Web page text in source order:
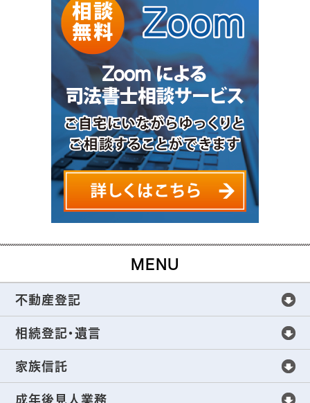
MENU
不動産登記
不動産登記
不動産登記手続きについて
不動産売買の不動産登記
相続登記・遺言
相続登記・遺言
全世代をサポートする相続手続き
家族信託
家族信託
成年後見人業務